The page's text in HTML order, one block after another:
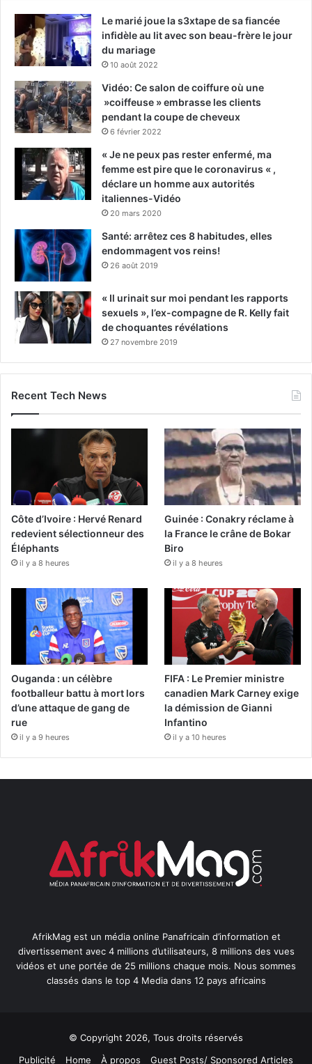
Le marié joue la s3xtape de sa fiancée
infidèle au lit avec son beau-frère le jour
du mariage
10 août 2022
Vidéo: Ce salon de coiffure où une
»coiffeuse » embrasse les clients
pendant la coupe de cheveux
6 février 2022
« Je ne peux pas rester enfermé, ma
femme est pire que le coronavirus « ,
déclare un homme aux autorités
italiennes-Vidéo
20 mars 2020
Santé: arrêtez ces 8 habitudes, elles
endommagent vos reins!
26 août 2019
« Il urinait sur moi pendant les rapports
sexuels », l’ex-compagne de R. Kelly fait
de choquantes révélations
27 novembre 2019
Recent Tech News
Côte d’Ivoire : Hervé Renard
redevient sélectionneur des
Éléphants
il y a 8 heures
Guinée : Conakry réclame à
la France le crâne de Bokar
Biro
il y a 8 heures
Ouganda : un célèbre
footballeur battu à mort lors
d’une attaque de gang de
rue
il y a 9 heures
FIFA : Le Premier ministre
canadien Mark Carney exige
la démission de Gianni
Infantino
il y a 10 heures
AfrikMag est un média online Panafricain d’information et
divertissement avec 4 millions d’utilisateurs, 8 millions des vues
vidéos et une portée de 25 millions chaque mois. Nous sommes
classés dans le top 4 Media dans 12 pays africains
© Copyright 2026, Tous droits réservés
Publicité
Home À propos Guest Posts/ Sponsored Articles